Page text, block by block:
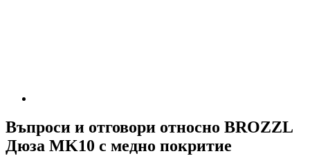
Въпроси и отговори относно BROZZL
Дюза MK10 с медно покритие